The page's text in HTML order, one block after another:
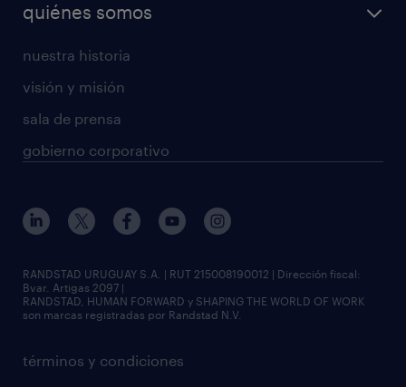
quiénes somos
nuestra historia
visión y misión
sala de prensa
gobierno corporativo
términos y condiciones
RANDSTAD URUGUAY S.A. | RUT 215008190012 | Dirección fiscal:
Bvar. Artigas 2097 |
RANDSTAD, HUMAN FORWARD y SHAPING THE WORLD OF WORK
son marcas registradas por Randstad N.V.